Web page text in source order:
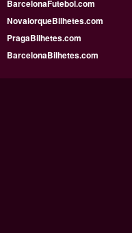
BarcelonaFutebol.com
NovaiorqueBilhetes.com
PragaBilhetes.com
BarcelonaBilhetes.com